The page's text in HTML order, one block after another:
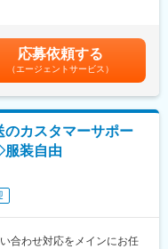
ポジションとして、サプラ
ながら、最適な資材調達の
ることができる職場です。
あり、自動車業界の常とし
連休以上の長期休暇が年3回
めた表記です。
応募依頼する
（エージェントサービス）
のカスタマーサポー
服装自由
合わせ対応をメインにお任